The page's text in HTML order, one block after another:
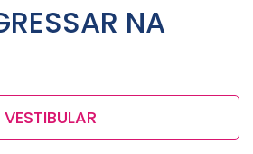
NA
VESTIBULAR